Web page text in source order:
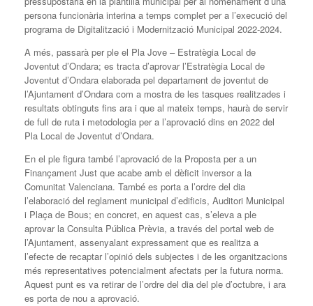
persona funcionària interina a temps complet per a l’execució del
programa de Digitalització i Modernització Municipal 2022-2024.
A més, passarà per ple el Pla Jove – Estratègia Local de
Joventut d’Ondara; es tracta d’aprovar l’Estratègia Local de
Joventut d’Ondara elaborada pel departament de joventut de
l’Ajuntament d’Ondara com a mostra de les tasques realitzades i
resultats obtinguts fins ara i que al mateix temps, haurà de servir
de full de ruta i metodologia per a l’aprovació dins en 2022 del
Pla Local de Joventut d’Ondara.
En el ple figura també l’aprovació de la Proposta per a un
Finançament Just que acabe amb el dèficit inversor a la
Comunitat Valenciana. També es porta a l’ordre del dia
l’elaboració del reglament municipal d’edificis, Auditori Municipal
i Plaça de Bous; en concret, en aquest cas, s’eleva a ple
aprovar la Consulta Pública Prèvia, a través del portal web de
l’Ajuntament, assenyalant expressament que es realitza a
l’efecte de recaptar l’opinió dels subjectes i de les organitzacions
més representatives potencialment afectats per la futura norma.
Aquest punt es va retirar de l’ordre del dia del ple d’octubre, i ara
es porta de nou a aprovació.